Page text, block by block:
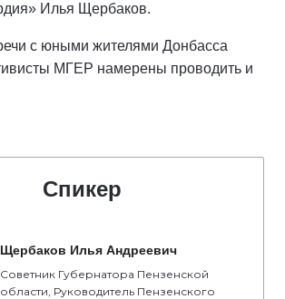
Илья Щербаков.
с юными жителями Донбасса
МГЕР намерены проводить и
Спикер
Щербаков Илья Андреевич
Советник Губернатора Пензенской
области, Руководитель Пензенского